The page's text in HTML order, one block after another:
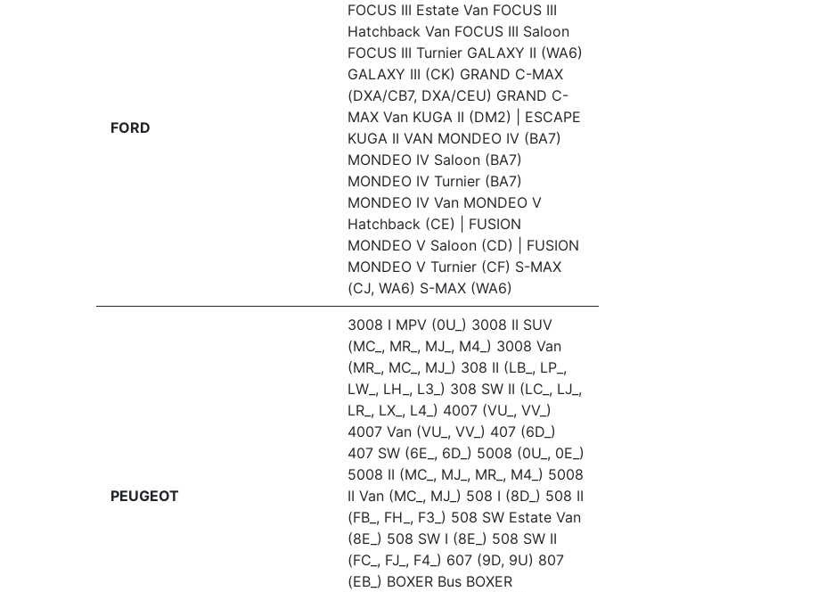
FORD
FOCUS III Estate Van FOCUS III
Hatchback Van FOCUS III Saloon
FOCUS III Turnier GALAXY II (WA6)
GALAXY III (CK) GRAND C-MAX
(DXA/CB7, DXA/CEU) GRAND C-
MAX Van KUGA II (DM2) | ESCAPE
KUGA II VAN MONDEO IV (BA7)
MONDEO IV Saloon (BA7)
MONDEO IV Turnier (BA7)
MONDEO IV Van MONDEO V
Hatchback (CE) | FUSION
MONDEO V Saloon (CD) | FUSION
MONDEO V Turnier (CF) S-MAX
(CJ, WA6) S-MAX (WA6)
PEUGEOT
3008 I MPV (0U_) 3008 II SUV
(MC_, MR_, MJ_, M4_) 3008 Van
(MR_, MC_, MJ_) 308 II (LB_, LP_,
LW_, LH_, L3_) 308 SW II (LC_, LJ_,
LR_, LX_, L4_) 4007 (VU_, VV_)
4007 Van (VU_, VV_) 407 (6D_)
407 SW (6E_, 6D_) 5008 (0U_, 0E_)
5008 II (MC_, MJ_, MR_, M4_) 5008
II Van (MC_, MJ_) 508 I (8D_) 508 II
(FB_, FH_, F3_) 508 SW Estate Van
(8E_) 508 SW I (8E_) 508 SW II
(FC_, FJ_, F4_) 607 (9D, 9U) 807
(EB_) BOXER Bus BOXER